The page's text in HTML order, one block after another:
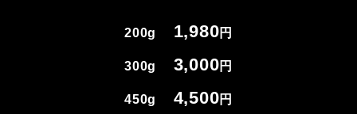
200g 1,980円
300g 3,000円
450g 4,500円